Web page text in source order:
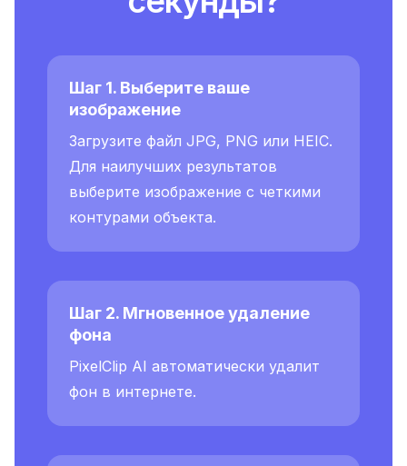
Шаг 1. Выберите ваше
изображение
Загрузите файл JPG, PNG или HEIC.
Для наилучших результатов
выберите изображение с четкими
контурами объекта.
Шаг 2. Мгновенное удаление
фона
PixelClip AI автоматически удалит
фон в интернете.